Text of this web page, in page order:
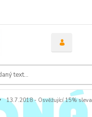
13.7.2018 - Osvěžující 15% sleva